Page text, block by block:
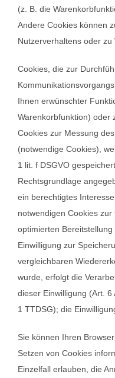
(z. B. die
Andere Cookies können
Nutzerverhaltens oder zu
Cookies, die zur
Ihnen erwünschter
Warenkorbfunktion) oder
Cookies zur Messung
(notwendige Cookies),
1 lit. f DSGVO
Rechtsgrundlage
ein berechtigtes
notwendigen Cookies
optimierten
Einwilligung zur
vergleichbaren
wurde, erfolgt die
dieser Einwilligung (Art. 6
1 TTDSG); die
Sie können Ihren
Setzen von Cookies
Einzelfall erlauben, die